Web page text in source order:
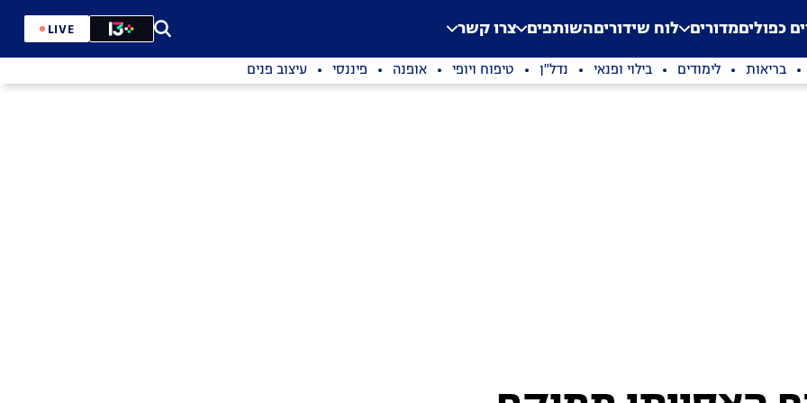
Application error: a
. כפוליםמדורים לוח שידוריםהשותפים צרו קשר LIVE
בריאות לימודים בילוי ופנאי נדל"ן טיפוח ויופי אופנה פיננסי עיצוב פנים